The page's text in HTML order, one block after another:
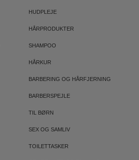
HUDPLEJE
HÅRPRODUKTER
SHAMPOO
HÅRKUR
BARBERING OG HÅRFJERNING
BARBERSPEJLE
TIL BØRN
SEX OG SAMLIV
TOILETTASKER